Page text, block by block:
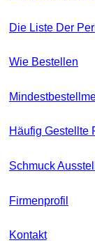
Die Liste Der
Wie Bestellen
Häufig
Schmuck
Firmenprofil
Kontakt